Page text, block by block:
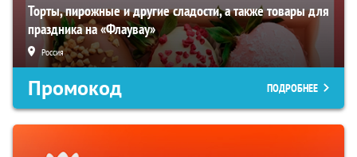
Торты, пирожные и другие сладости, а также товары для
праздника на «Флаувау»
Россия
Промокод ПОДРОБНЕЕ